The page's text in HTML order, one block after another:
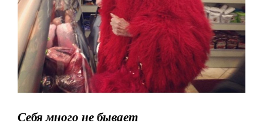
Себя много не бывает